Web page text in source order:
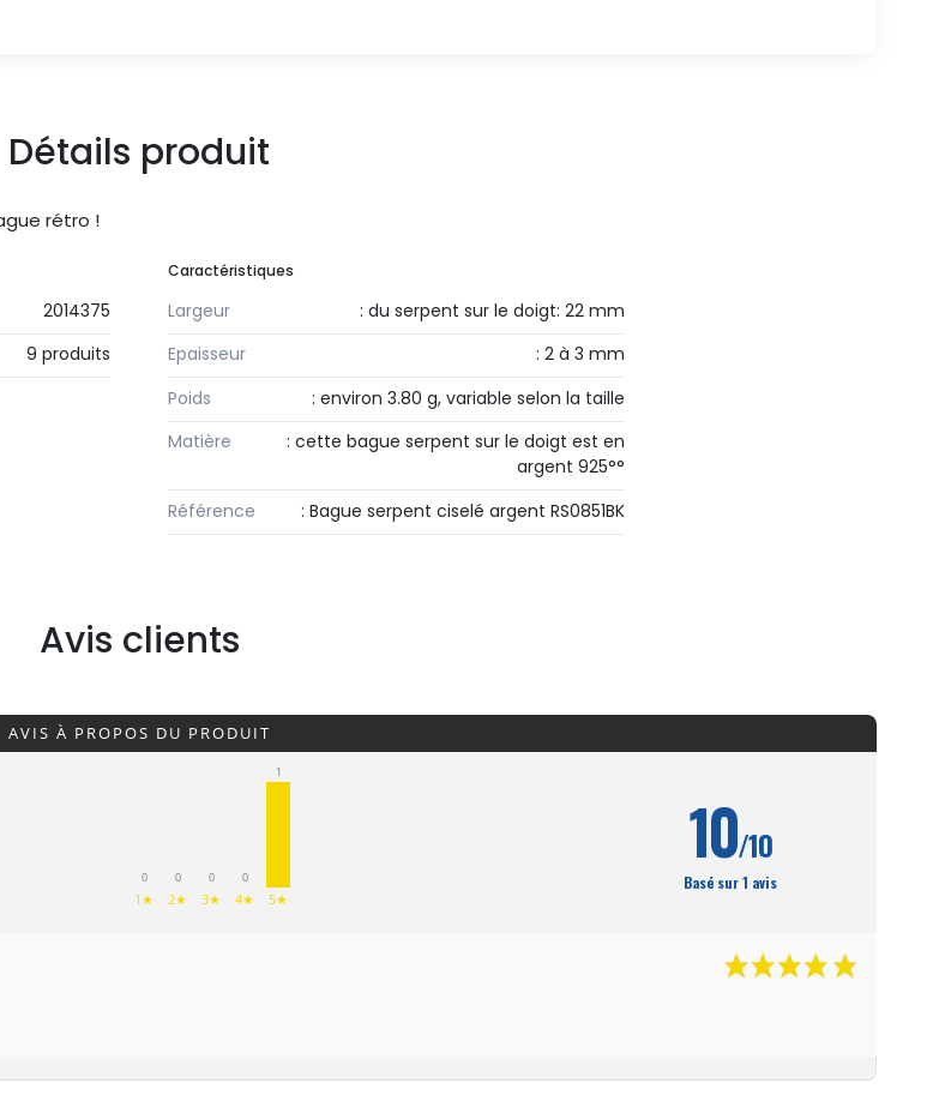
Détails produit
rétro !
2014375
9 produits
Caractéristiques
Largeur
: du serpent sur le doigt: 22 mm
Epaisseur
: 2 à 3 mm
Poids
: environ 3.80 g, variable selon la taille
Matière
: cette bague serpent sur le doigt est en
argent 925°°
Référence
: Bague serpent ciselé argent RS0851BK
Avis clients
AVIS À PROPOS DU PRODUIT
0
1★
0
2★
0
3★
0
4★
1
5★
10/10
Basé sur 1 avis